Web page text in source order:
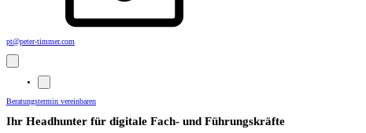
pt@peter-timmer.com
Beratungstermin vereinbaren
Ihr Headhunter für digitale Fach- und Führungskräfte